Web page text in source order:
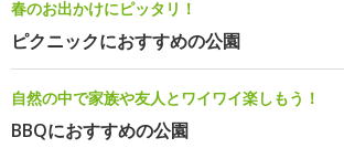
春のお出かけにピッタリ！
ピクニックにおすすめの公園
自然の中で家族や友人とワイワイ楽しもう！
BBQにおすすめの公園